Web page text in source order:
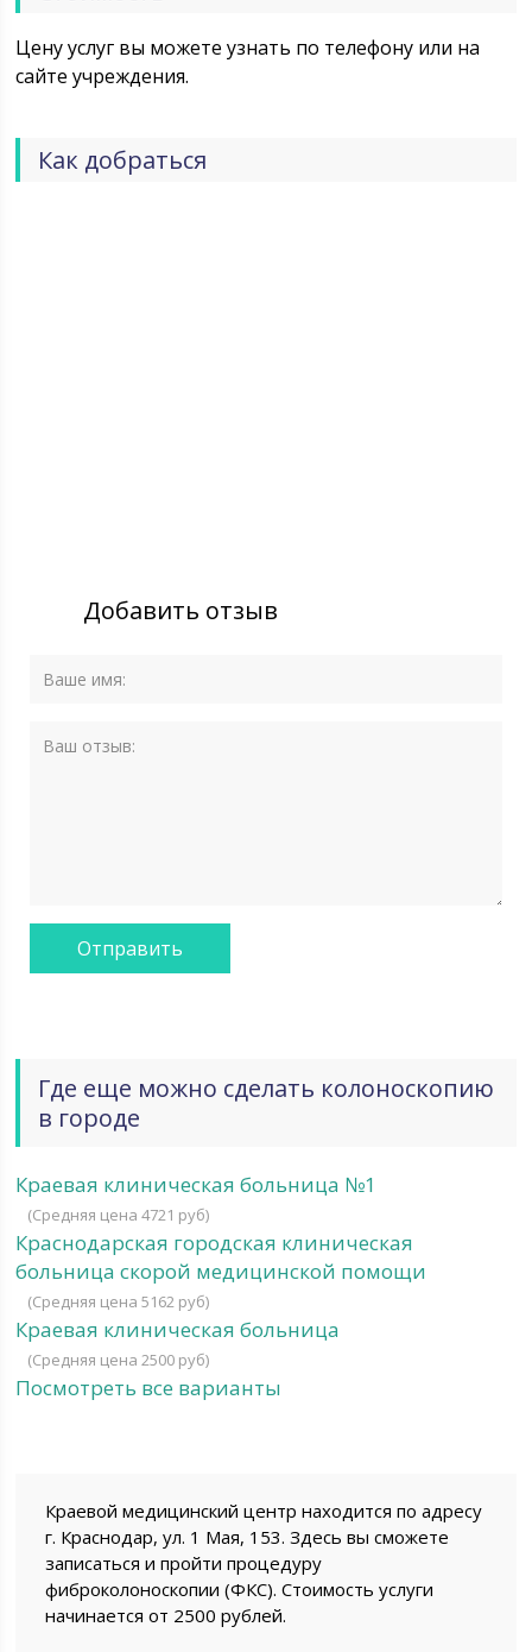
Цену услуг вы можете узнать по телефону или на
сайте учреждения.
Как добраться
Добавить отзыв
Где еще можно сделать колоноскопию
в городе
Краевая клиническая больница №1
(Средняя цена 4721 руб)
Краснодарская городская клиническая
больница скорой медицинской помощи
(Средняя цена 5162 руб)
Краевая клиническая больница
(Средняя цена 2500 руб)
Посмотреть все варианты
Краевой медицинский центр находится по адресу
г. Краснодар, ул. 1 Мая, 153. Здесь вы сможете
записаться и пройти процедуру
фиброколоноскопии (ФКС). Стоимость услуги
начинается от 2500 рублей.